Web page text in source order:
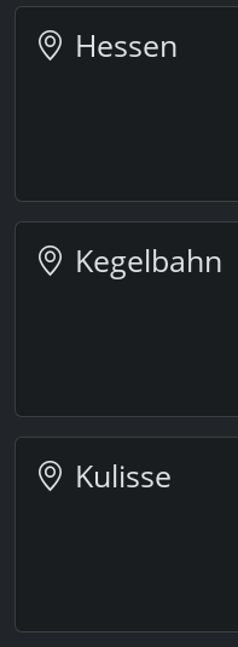
Hessen
Kegelbahn
Kulisse